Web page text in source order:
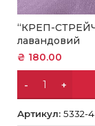
“КРЕП-
лавандовий
₴ 180.00
Артикул:5332-4